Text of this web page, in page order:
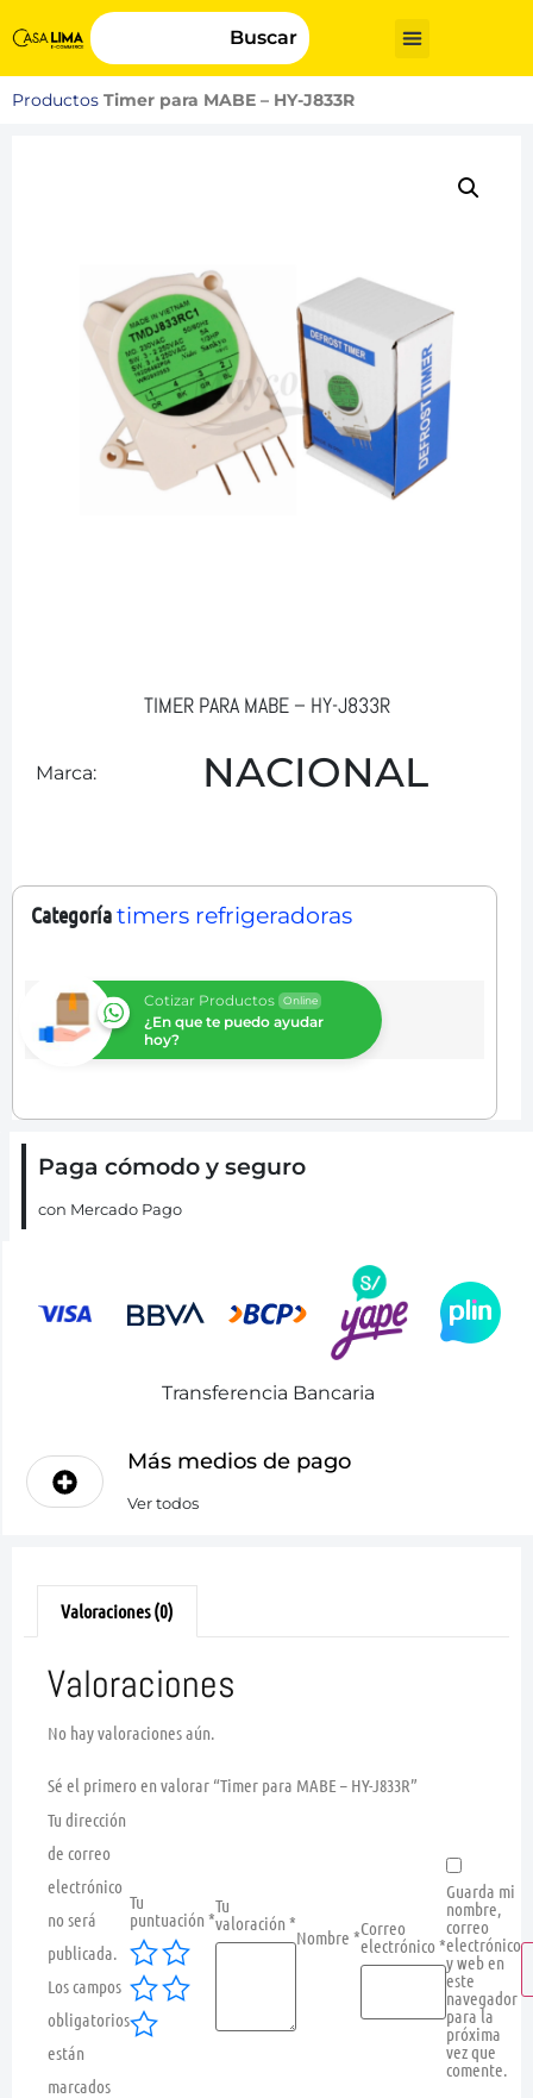
Buscar
Productos Timer para MABE – HY-J833R
TIMER PARA MABE – HY-J833R
Marca: NACIONAL
Categoríatimers refrigeradoras
Cotizar Productos Online
¿En que te puedo ayudar
hoy?
Paga cómodo y seguro
con Mercado Pago
Transferencia Bancaria
Más medios de pago
Ver todos
Valoraciones (0)
Valoraciones
No hay valoraciones aún.
Sé el primero en valorar “Timer para MABE – HY-J833R”
Tu dirección
de correo
electrónico
no será
publicada.
Los campos
obligatorios
están
marcados
Tu
puntuación *
Tu
valoración *
Nombre *Correo
electrónico *
Guarda mi
nombre,
correo
electrónico
y web en
este
navegador
para la
próxima
vez que
comente.